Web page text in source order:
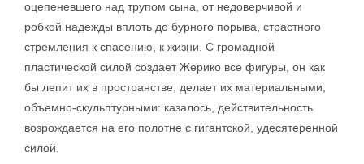
оцепеневшего над трупом сына, от недоверчивой и
робкой надежды вплоть до бурного порыва, страстного
стремления к спасению, к жизни. С громадной
пластической силой создает Жерико все фигуры, он как
бы лепит их в пространстве, делает их материальными,
объемно-скульптурными: казалось, действительность
возрождается на его полотне с гигантской, удесятеренной
силой.